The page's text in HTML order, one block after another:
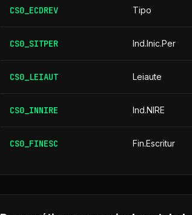
CS0_ECDREV Tipo
CS0_SITPER Ind.Inic.Per
CS0_LEIAUT Leiaute
CS0_INNIRE Ind.NIRE
CS0_FINESC Fin.Escritur